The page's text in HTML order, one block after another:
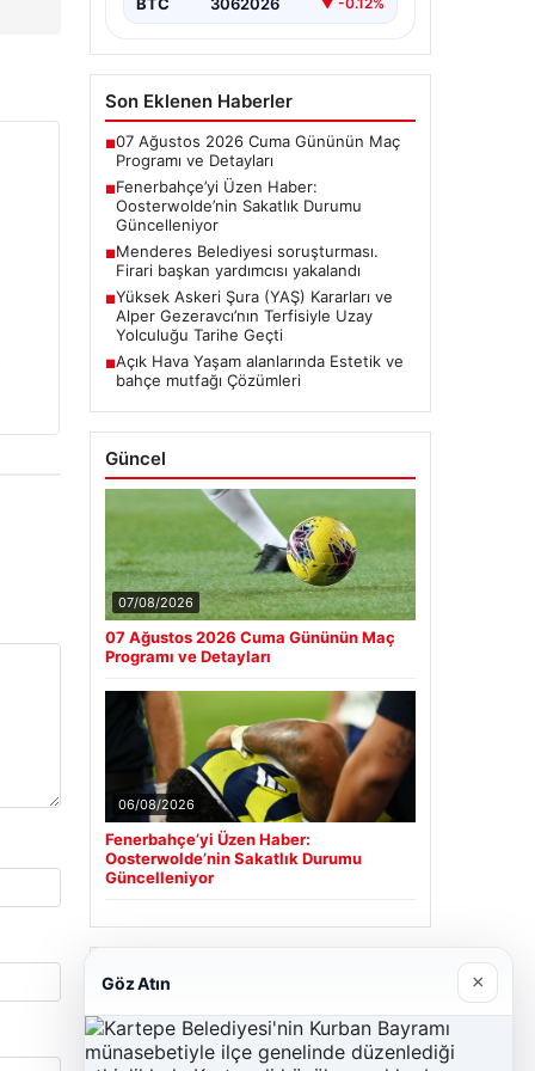
Son Eklenen Haberler
■07 Ağustos 2026 Cuma Gününün Maç
Programı ve Detayları
■Fenerbahçe’yi Üzen Haber:
Oosterwolde’nin Sakatlık Durumu
Güncelleniyor
■Menderes Belediyesi soruşturması.
Firari başkan yardımcısı yakalandı
■Yüksek Askeri Şura (YAŞ) Kararları ve
Alper Gezeravcı’nın Terfisiyle Uzay
Yolculuğu Tarihe Geçti
■Açık Hava Yaşam alanlarında Estetik ve
bahçe mutfağı Çözümleri
Güncel
07/08/2026
07 Ağustos 2026 Cuma Gününün Maç
Programı ve Detayları
06/08/2026
Fenerbahçe’yi Üzen Haber:
Oosterwolde’nin Sakatlık Durumu
Güncelleniyor
Son Eklenen Firmalar
Cengiz Sigorta
23/06/2026
Göz Atın ×